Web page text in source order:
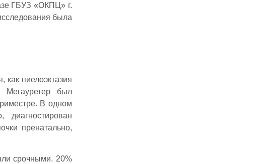
ГБУЗ «ОКПЦ» г.
была
как пиелоэктазия
Мегауретер был
В одном
пренатально,
срочными. 20%